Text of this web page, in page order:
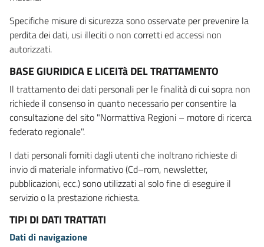
Specifiche misure di sicurezza sono osservate per prevenire la
perdita dei dati, usi illeciti o non corretti ed accessi non
autorizzati.
BASE GIURIDICA E LICEITà DEL TRATTAMENTO
Il trattamento dei dati personali per le finalità di cui sopra non
richiede il consenso in quanto necessario per consentire la
consultazione del sito "Normattiva Regioni – motore di ricerca
federato regionale".
I dati personali forniti dagli utenti che inoltrano richieste di
invio di materiale informativo (Cd–rom, newsletter,
pubblicazioni, ecc.) sono utilizzati al solo fine di eseguire il
servizio o la prestazione richiesta.
TIPI DI DATI TRATTATI
Dati di navigazione